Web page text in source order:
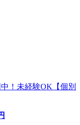
！未経験OK【個別